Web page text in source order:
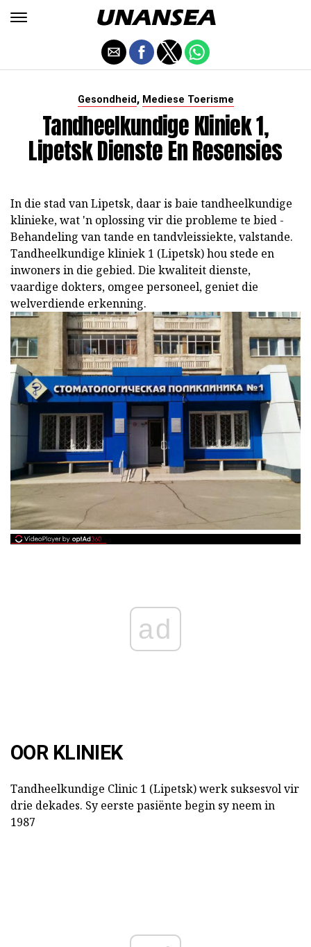
Gesondheid, Mediese Toerisme
Tandheelkundige Kliniek 1,
Lipetsk Dienste En Resensies
In die stad van Lipetsk, daar is baie tandheelkundige
klinieke, wat 'n oplossing vir die probleme te bied -
Behandeling van tande en tandvleissiekte, valstande.
Tandheelkundige kliniek 1 (Lipetsk) hou stede en
inwoners in die gebied. Die kwaliteit dienste,
vaardige dokters, omgee personeel, geniet die
welverdiende erkenning.
ad
OOR KLINIEK
Tandheelkundige Clinic 1 (Lipetsk) werk suksesvol vir
drie dekades. Sy eerste pasiënte begin sy neem in
1987